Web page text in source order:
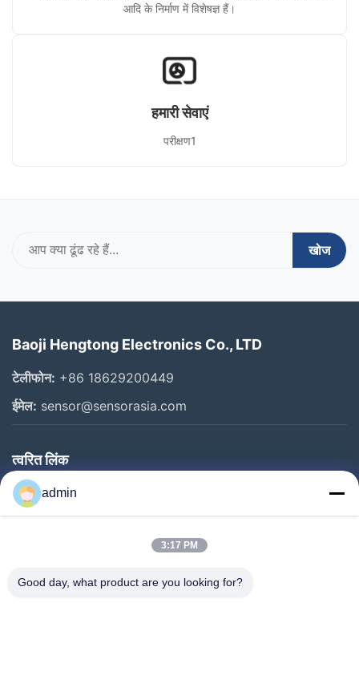
आदि के निर्माण में विशेषज्ञ हैं।
हमारी सेवाएं
परीक्षण1
खोज
Baoji Hengtong Electronics Co., LTD
टेलीफोन: +86 18629200449
ईमेल: sensor@sensorasia.com
त्वरित लिंक
घर
उत्पादों
हमारे बारे में
admin
3:17 PM
Good day, what product are you looking for?